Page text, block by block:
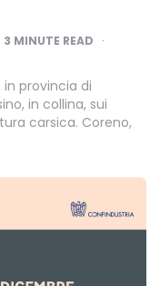
3 MINUTE READ
provincia di
in collina, sui
carsica. Coreno,